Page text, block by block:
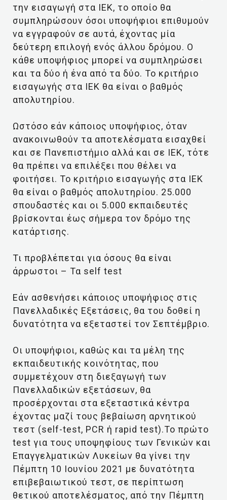
την εισαγωγή στα ΙΕΚ, το οποίο θα
συμπληρώσουν όσοι υποψήφιοι επιθυμούν
να εγγραφούν σε αυτά, έχοντας μία
δεύτερη επιλογή ενός άλλου δρόμου. Ο
κάθε υποψήφιος μπορεί να συμπληρώσει
και τα δύο ή ένα από τα δύο. Το κριτήριο
εισαγωγής στα ΙΕΚ θα είναι ο βαθμός
απολυτηρίου.
Ωστόσο εάν κάποιος υποψήφιος, όταν
ανακοινωθούν τα αποτελέσματα εισαχθεί
και σε Πανεπιστήμιο αλλά και σε ΙΕΚ, τότε
θα πρέπει να επιλέξει που θέλει να
φοιτήσει. Το κριτήριο εισαγωγής στα ΙΕΚ
θα είναι ο βαθμός απολυτηρίου. 25.000
σπουδαστές και οι 5.000 εκπαιδευτές
βρίσκονται έως σήμερα τον δρόμο της
κατάρτισης.
Τι προβλέπεται για όσους θα είναι
άρρωστοι – Τα self test
Εάν ασθενήσει κάποιος υποψήφιος στις
Πανελλαδικές Εξετάσεις, θα του δοθεί η
δυνατότητα να εξεταστεί τον Σεπτέμβριο.
Οι υποψήφιοι, καθώς και τα μέλη της
εκπαιδευτικής κοινότητας, που
συμμετέχουν στη διεξαγωγή των
Πανελλαδικών εξετάσεων, θα
προσέρχονται στα εξεταστικά κέντρα
έχοντας μαζί τους βεβαίωση αρνητικού
τεστ (self-test, PCR ή rapid test).Το πρώτο
test για τους υποψηφίους των Γενικών και
Επαγγελματικών Λυκείων θα γίνει την
Πέμπτη 10 Ιουνίου 2021 με δυνατότητα
επιβεβαιωτικού τεστ, σε περίπτωση
θετικού αποτελέσματος, από την Πέμπτη